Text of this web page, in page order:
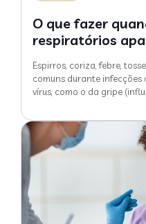
O que fazer
respiratórios
Espirros, coriza, febre,
comuns durante
vírus, como o da gripe